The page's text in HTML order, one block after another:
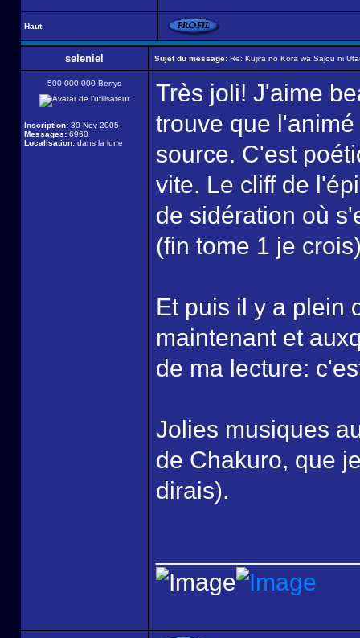
Haut
seleniel Sujet du message: Re: Kujira no Kora wa Sajou ni
500 000 000 Berrys
Inscription: 30 Nov 2005
Messages: 6960
Localisation: dans la lune
Très joli! J'aime
trouve que
source. C'est
vite. Le cliff de
de sidération où
(fin tome 1 je
Et puis il y a plein
maintenant et
de ma lecture:
Jolies musiques
de Chakuro, que
dirais).